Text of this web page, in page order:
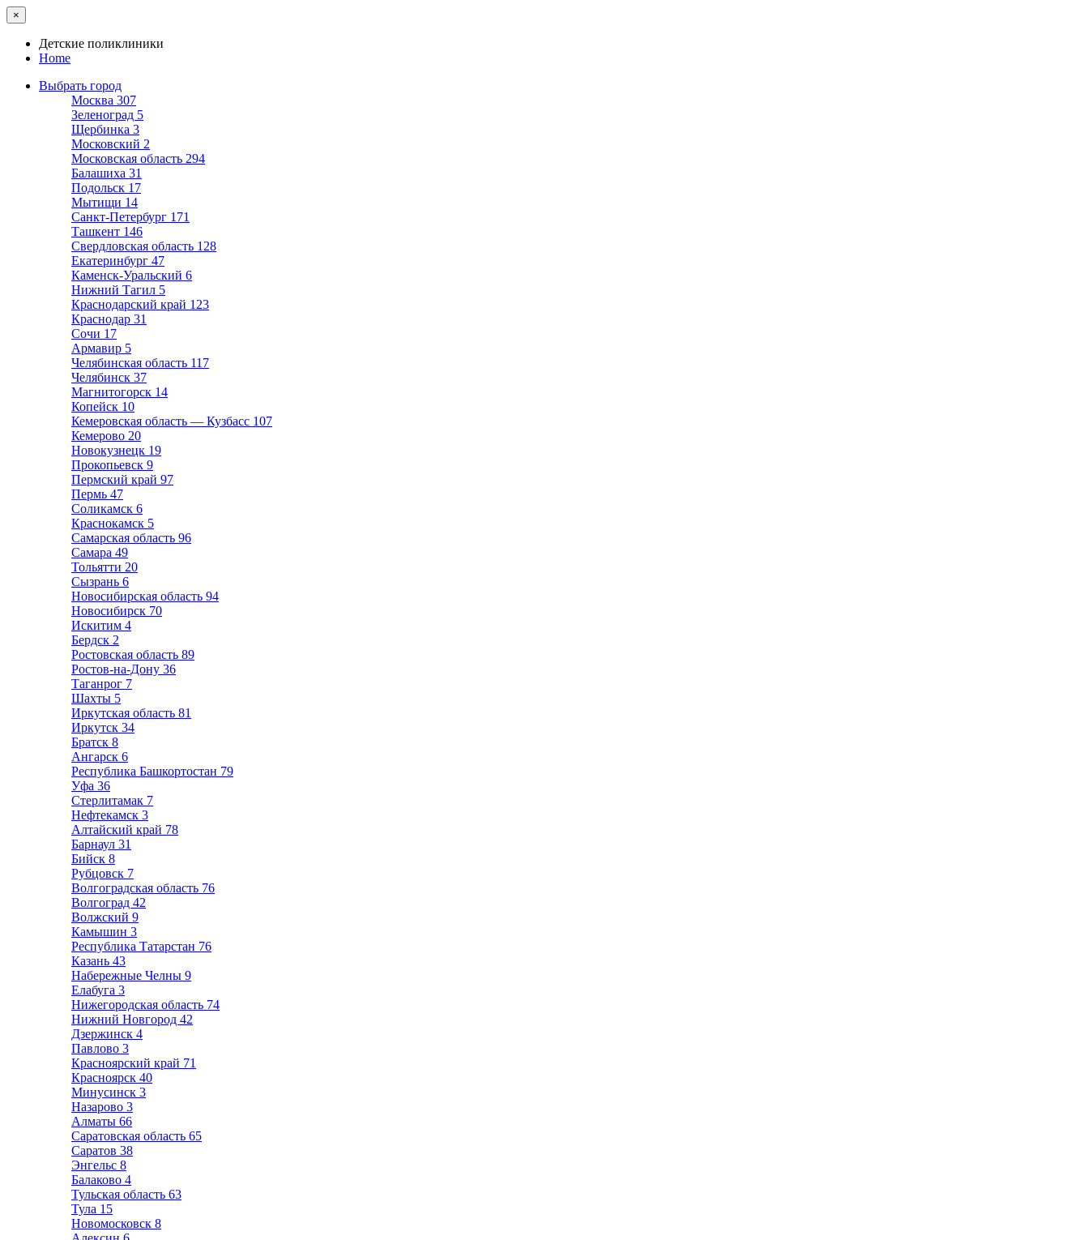
×
Детские поликлиники
Home
Выбрать город
Москва 307
Зеленоград 5
Щербинка 3
Московский 2
Московская область 294
Балашиха 31
Подольск 17
Мытищи 14
Санкт-Петербург 171
Ташкент 146
Свердловская область 128
Екатеринбург 47
Каменск-Уральский 6
Нижний Тагил 5
Краснодарский край 123
Краснодар 31
Сочи 17
Армавир 5
Челябинская область 117
Челябинск 37
Магнитогорск 14
Копейск 10
Кемеровская область — Кузбасс 107
Кемерово 20
Новокузнецк 19
Прокопьевск 9
Пермский край 97
Пермь 47
Соликамск 6
Краснокамск 5
Самарская область 96
Самара 49
Тольятти 20
Сызрань 6
Новосибирская область 94
Новосибирск 70
Искитим 4
Бердск 2
Ростовская область 89
Ростов-на-Дону 36
Таганрог 7
Шахты 5
Иркутская область 81
Иркутск 34
Братск 8
Ангарск 6
Республика Башкортостан 79
Уфа 36
Стерлитамак 7
Нефтекамск 3
Алтайский край 78
Барнаул 31
Бийск 8
Рубцовск 7
Волгоградская область 76
Волгоград 42
Волжский 9
Камышин 3
Республика Татарстан 76
Казань 43
Набережные Челны 9
Елабуга 3
Нижегородская область 74
Нижний Новгород 42
Дзержинск 4
Павлово 3
Красноярский край 71
Красноярск 40
Минусинск 3
Назарово 3
Алматы 66
Саратовская область 65
Саратов 38
Энгельс 8
Балаково 4
Тульская область 63
Тула 15
Новомосковск 8